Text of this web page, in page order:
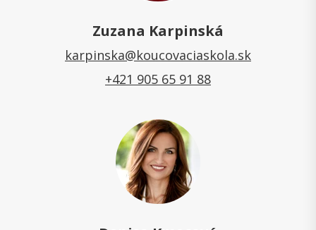
Zuzana Karpinská
karpinska@koucovaciaskola.sk
+421 905 65 91 88